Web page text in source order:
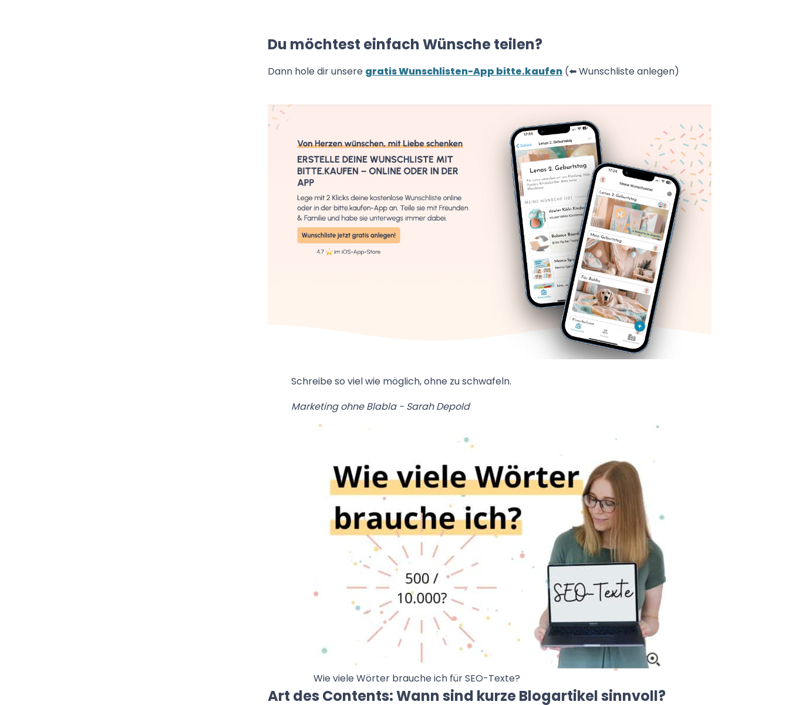
Du möchtest einfach Wünsche teilen?
Dann hole dir unsere gratis Wunschlisten-App bitte.kaufen (⬅️ Wunschliste anlegen)
Schreibe so viel wie möglich, ohne zu schwafeln.
Marketing ohne Blabla - Sarah Depold
Wie viele Wörter brauche ich für SEO-Texte?
Art des Contents: Wann sind kurze Blogartikel sinnvoll?